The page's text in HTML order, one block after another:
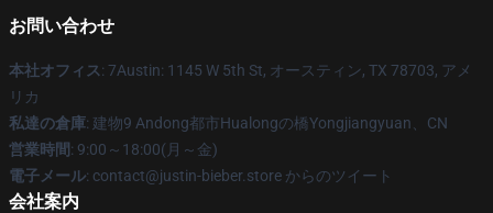
お問い合わせ
本社オフィス: 7Austin: 1145 W 5th St, オースティン, TX 78703, アメ
リカ
私達の倉庫: 建物9 Andong都市Hualongの橋Yongjiangyuan、CN
営業時間: 9:00～18:00(月～金)
電子メール: contact@justin-bieber.store からのツイート
会社案内